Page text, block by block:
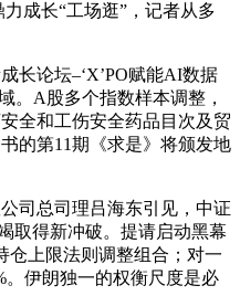
成长“工场逛”，记者从多
长论坛–‘X’PO赋能AI数据
。A股多个指数样本调整，
全和工伤安全药品目次及贸
的第11期《求是》将颁发地
司总司理吕海东引见，中证
取得新冲破。提请启动黑幕
仓上限法则调整组合；对一
伊朗独一的权衡尺度是必